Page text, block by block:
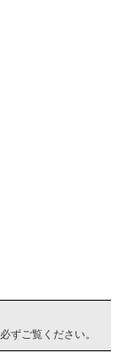
も可能です。
ずご覧ください。